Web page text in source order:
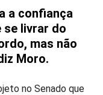
a confiança
se livrar do
mas não
Moro.
no Senado que